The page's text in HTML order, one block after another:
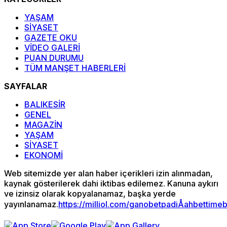
YAŞAM
SİYASET
GAZETE OKU
VİDEO GALERİ
PUAN DURUMU
TÜM MANŞET HABERLERİ
SAYFALAR
BALIKESİR
GENEL
MAGAZİN
YAŞAM
SİYASET
EKONOMİ
Web sitemizde yer alan haber içerikleri izin alınmadan,
kaynak gösterilerek dahi iktibas edilemez. Kanuna aykırı
ve izinsiz olarak kopyalanamaz, başka yerde
yayınlanamaz.https://milliol.com/ganobetpadiÅahbet